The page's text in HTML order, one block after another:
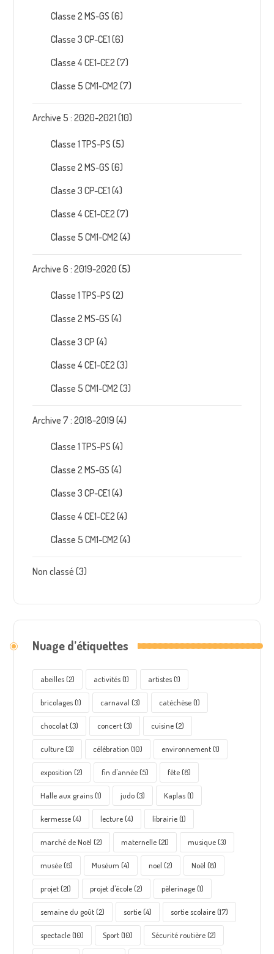
Classe 2 MS-GS (6)
Classe 3 CP-CE1 (6)
Classe 4 CE1-CE2(7)
Classe 5 CM1-CM2(7)
Archive 5 : 2020-2021 (10)
Classe 1 TPS-PS (5)
Classe 2 MS-GS (6)
Classe 3 CP-CE1 (4)
Classe 4 CE1-CE2(7)
Classe 5 CM1-CM2(4)
Archive 6 : 2019-2020 (5)
Classe 1 TPS-PS (2)
Classe 2 MS-GS (4)
Classe 3 CP (4)
Classe 4 CE1-CE2(3)
Classe 5 CM1-CM2(3)
Archive 7 : 2018-2019 (4)
Classe 1 TPS-PS (4)
Classe 2 MS-GS (4)
Classe 3 CP-CE1 (4)
Classe 4 CE1-CE2(4)
Classe 5 CM1-CM2(4)
Non classé (3)
Nuage d’étiquettes
abeilles(2) activités(1) artistes(1)
bricolages(1) carnaval (3) catéchèse(1)
chocolat(3) concert(3) cuisine(2)
culture(3) célébration (10) environnement(1)
exposition (2) fin d'année(5) fête(8)
Halle aux grains(1) judo(3) Kaplas(1)
kermesse(4) lecture(4) librairie(1)
marché de Noël (2) maternelle(21) musique(3)
musée(6) Muséum (4) noel (2) Noël (8)
projet(21) projet d'école(2) pèlerinage(1)
semaine du goût(2) sortie(4) sortie scolaire(17)
spectacle(10) Sport(10) Sécurité routière(2)